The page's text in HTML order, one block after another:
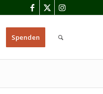
Spenden